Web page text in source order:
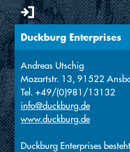
Sie sind hier
Duckburg Enterprises
Andreas Utschig
Mozartstr. 13, 91522
Tel. +49/(0)981/13132
info@duckburg.de
www.duckburg.de
Duckburg Enterprises